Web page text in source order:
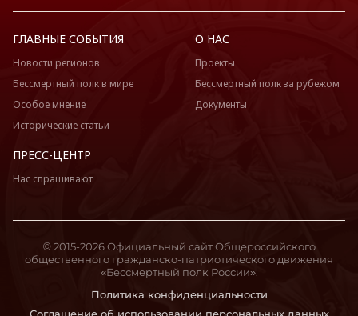
ГЛАВНЫЕ СОБЫТИЯ
Новости регионов
Бессмертный полк в мире
Особое мнение
Исторические статьи
О НАС
Проекты
Бессмертный полк за рубежом
Документы
ПРЕСС-ЦЕНТР
Нас спрашивают
Политика конфиденциальности
© 2015-2026 Официальный сайт Общероссийского
общественного гражданско-патриотического движения
«Бессмертный полк России».